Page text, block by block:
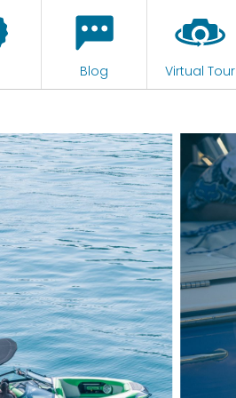
Blog Virtual Tour